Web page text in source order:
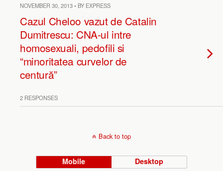
NOVEMBER 30, 2013 • BY EXPRESS
Cazul Cheloo vazut de Catalin
Dumitrescu: CNA-ul intre
homosexuali, pedofili si
“minoritatea curvelor de
centură”
2 RESPONSES
Back to top
Mobile Desktop